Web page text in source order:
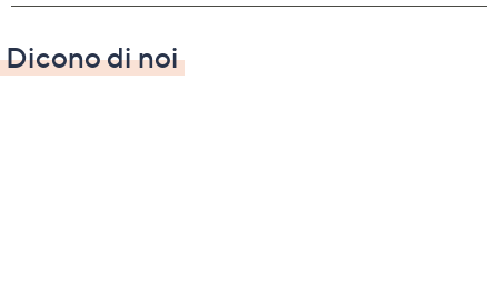
Dicono di noi